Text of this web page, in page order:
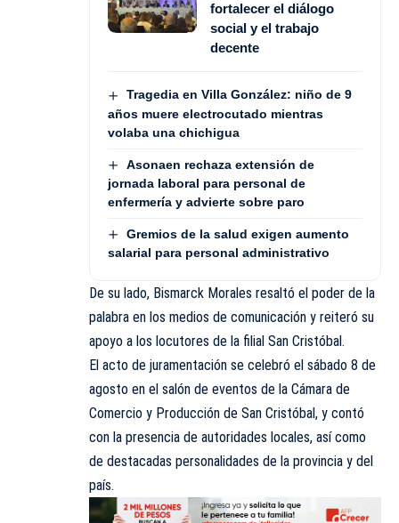
fortalecer el diálogo
social y el trabajo
decente
Tragedia en Villa González: niño de 9
años muere electrocutado mientras
volaba una chichigua
Asonaen rechaza extensión de
jornada laboral para personal de
enfermería y advierte sobre paro
Gremios de la salud exigen aumento
salarial para personal administrativo
De su lado, Bismarck Morales resaltó el poder de la
palabra en los medios de comunicación y reiteró su
apoyo a los locutores de la filial San Cristóbal.
El acto de juramentación se celebró el sábado 8 de
agosto en el salón de eventos de la Cámara de
Comercio y Producción de San Cristóbal, y contó
con la presencia de autoridades locales, así como
de destacadas personalidades de la provincia y del
país.